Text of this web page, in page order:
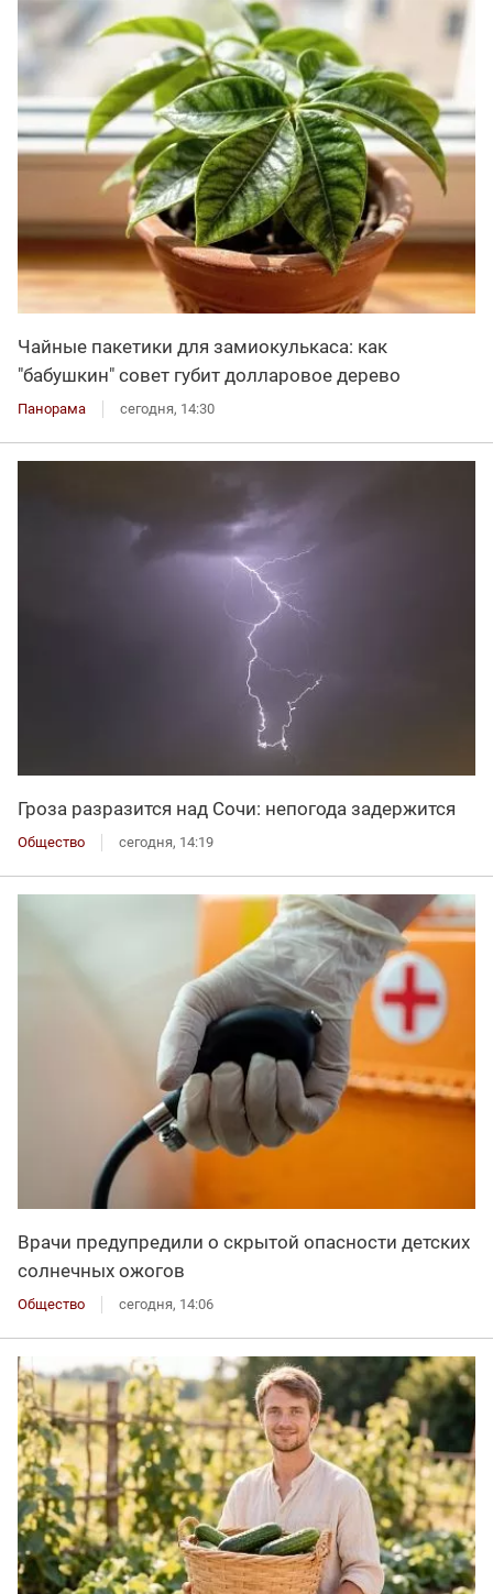
Чайные пакетики для замиокулькаса: как
"бабушкин" совет губит долларовое дерево
Панорама сегодня, 14:30
Гроза разразится над Сочи: непогода задержится
Общество сегодня, 14:19
Врачи предупредили о скрытой опасности детских
солнечных ожогов
Общество сегодня, 14:06